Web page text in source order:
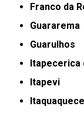
Franco da
Guararema
Guarulhos
Itapecerica
Itapevi